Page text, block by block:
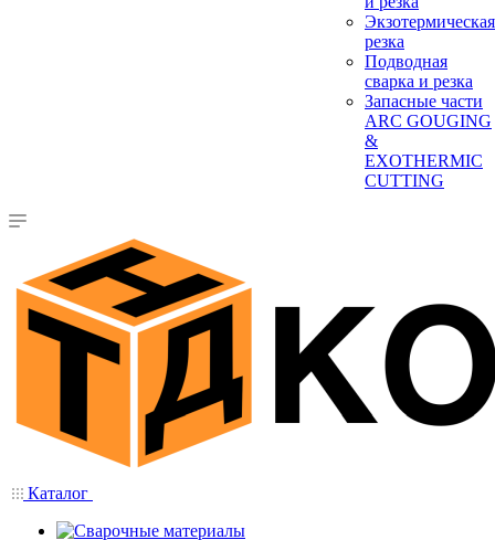
Экзотермическая
резка
Подводная
сварка и резка
Запасные части
ARC GOUGING
&
EXOTHERMIC
CUTTING
Каталог